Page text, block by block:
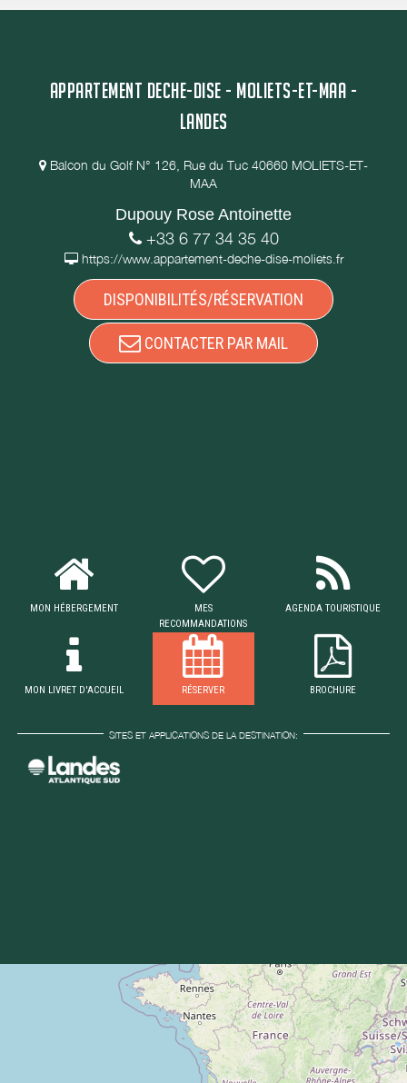
APPARTEMENT DECHE-DISE - MOLIETS-ET-MAA -
LANDES
Balcon du Golf N° 126, Rue du Tuc 40660 MOLIETS-ET-
MAA
Dupouy Rose Antoinette
+33 6 77 34 35 40
https://www.appartement-deche-dise-moliets.fr
DISPONIBILITÉS/RÉSERVATION
CONTACTER PAR MAIL
MON HÉBERGEMENT
MES
RECOMMANDATIONS
AGENDA TOURISTIQUE
MON LIVRET D'ACCUEIL RÉSERVER BROCHURE
SITES ET APPLICATIONS DE LA DESTINATION: